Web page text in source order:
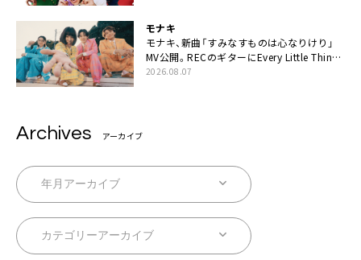
モナキ
モナキ、新曲「すみなすものは心なりけり」
MV公開。RECのギターにEvery Little Thing・
伊藤一朗参加も
2026.08.07
Archives アーカイブ